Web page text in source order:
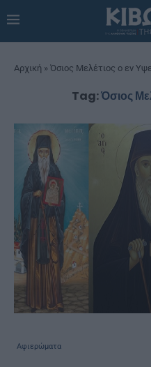
Αρχική » Όσιος Μελέτιος ο εν
Tag:Όσιος
Αφιερώματα